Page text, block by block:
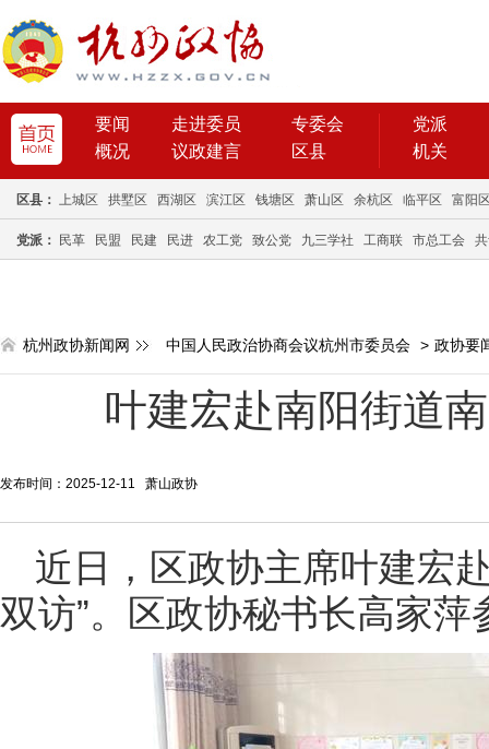
要闻 走进委员
专委会
概况
议政建言 区县
党派
机关
区县： 上城区 拱墅区 西湖区 滨江区 钱塘区 萧山区 余杭区 临平区 富阳
党派： 民革 民盟 民建 民进 农工党 致公党 九三学社 工商联 市总工会
杭州政协新闻网 中国人民政治协商会议杭州市委员会 > 政协要
叶建宏赴南阳街道
发布时间：2025-12-11 萧山政协
近日，区政协主席叶建宏
双访”。区政协秘书长高家萍